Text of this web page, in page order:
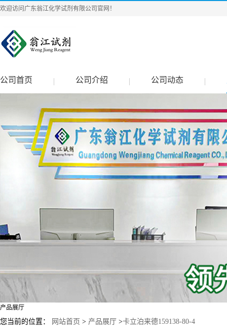
欢迎访问广东翁江化学试剂有限公司官网！
公司首页 公司介绍 公司动态
产品展厅
您当前的位置： 网站首页 > 产品展厅 >卡立泊来德159138-80-4